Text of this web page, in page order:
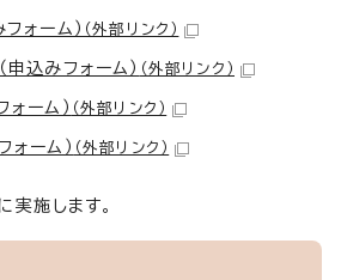
ォーム） （外部リンク）
込みフォーム） （外部リンク）
ーム） （外部リンク）
ーム） （外部リンク）
実施します。